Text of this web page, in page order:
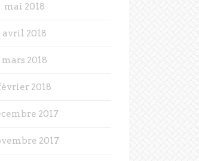
mai 2018
avril 2018
mars 2018
2018
2017
2017